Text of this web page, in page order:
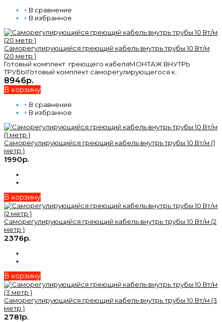
+ В сравнение
+ В избранное
Саморегулирующийся греющий кабель внутрь трубы 10 Вт/м
(20 метр )
Готовый комплект греющего кабеляМОНТАЖ ВНУТРЬ
ТРУБЫГотовый комплект саморегулирующегося к..
8946р.
В корзину
+ В сравнение
+ В избранное
Саморегулирующийся греющий кабель внутрь трубы 10 Вт/м (1
метр )
1990р.
В корзину
Саморегулирующийся греющий кабель внутрь трубы 10 Вт/м (2
метр )
2376р.
В корзину
Саморегулирующийся греющий кабель внутрь трубы 10 Вт/м (3
метр )
2781р.